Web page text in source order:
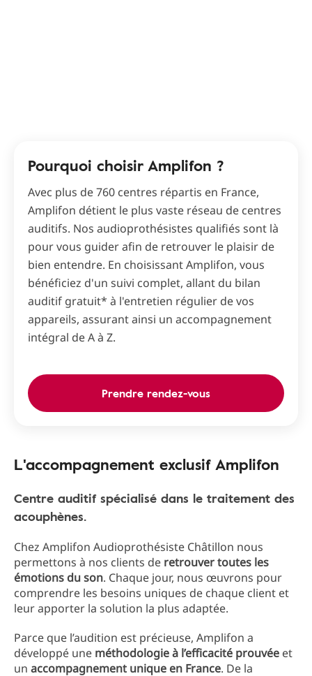
Pourquoi choisir Amplifon ?
Avec plus de 760 centres répartis en France,
Amplifon détient le plus vaste réseau de centres
auditifs. Nos audioprothésistes qualifiés sont là
pour vous guider afin de retrouver le plaisir de
bien entendre. En choisissant Amplifon, vous
bénéficiez d'un suivi complet, allant du bilan
auditif gratuit* à l'entretien régulier de vos
appareils, assurant ainsi un accompagnement
intégral de A à Z.
Prendre rendez-vous
L'accompagnement exclusif Amplifon
Centre auditif spécialisé dans le traitement des
acouphènes.
Chez Amplifon Audioprothésiste Châtillon nous
permettons à nos clients de retrouver toutes les
émotions du son. Chaque jour, nous œuvrons pour
comprendre les besoins uniques de chaque client et
leur apporter la solution la plus adaptée.
Parce que l’audition est précieuse, Amplifon a
développé une méthodologie à l’efficacité prouvée et
un accompagnement unique en France. De la